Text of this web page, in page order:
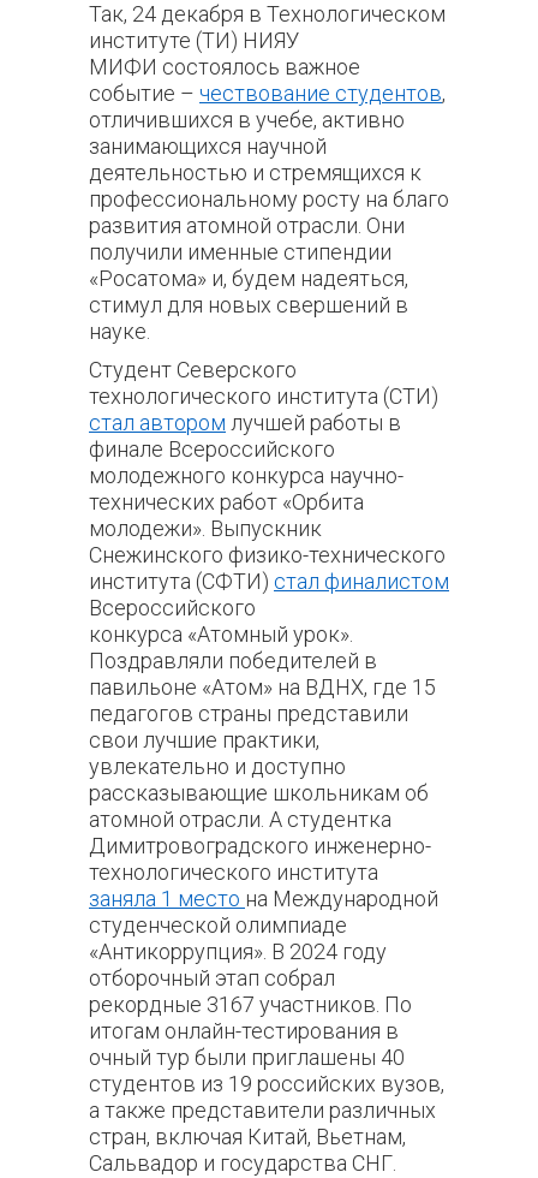
Так, 24 декабря в Технологическом
институте (ТИ) НИЯУ
МИФИ состоялось важное
событие – чествование студентов,
отличившихся в учебе, активно
занимающихся научной
деятельностью и стремящихся к
профессиональному росту на благо
развития атомной отрасли. Они
получили именные стипендии
«Росатома» и, будем надеяться,
стимул для новых свершений в
науке.
Студент Северского
технологического института (СТИ)
стал автором лучшей работы в
финале Всероссийского
молодежного конкурса научно-
технических работ «Орбита
молодежи». Выпускник
Снежинского физико-технического
института (СФТИ) стал финалистом
Всероссийского
конкурса «Атомный урок».
Поздравляли победителей в
павильоне «Атом» на ВДНХ, где 15
педагогов страны представили
свои лучшие практики,
увлекательно и доступно
рассказывающие школьникам об
атомной отрасли. А студентка
Димитровоградского инженерно-
технологического института
заняла 1 место на Международной
студенческой олимпиаде
«Антикоррупция». В 2024 году
отборочный этап собрал
рекордные 3167 участников. По
итогам онлайн-тестирования в
очный тур были приглашены 40
студентов из 19 российских вузов,
а также представители различных
стран, включая Китай, Вьетнам,
Сальвадор и государства СНГ.